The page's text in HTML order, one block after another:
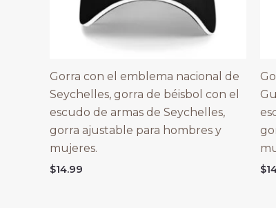
Gorra con el emblema nacional de
Seychelles, gorra de béisbol con el
escudo de armas de Seychelles,
gorra ajustable para hombres y
mujeres.
$14.99 $